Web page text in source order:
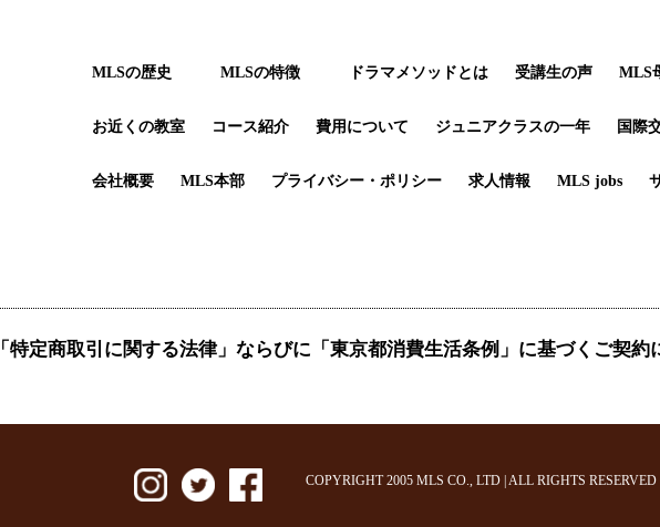
MLSの歴史 MLSの特徴 ドラマメソッドとは 受講生の声 MLS
お近くの教室 コース紹介 費用について ジュニアクラスの一年 国際
会社概要 MLS本部 プライバシー・ポリシー 求人情報 MLS jobs
「特定商取引に関する法律」ならびに「東京都消費生活条例」に基づくご契約
COPYRIGHT 2005 MLS CO., LTD | ALL RIGHTS RESERVED